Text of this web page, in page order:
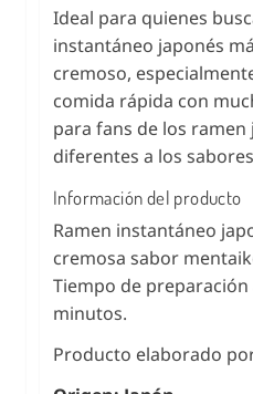
Ideal para quienes
instantáneo japonés
cremoso,
comida rápida con
para fans de los
diferentes a los
Información del producto
Ramen instantáneo
cremosa sabor
Tiempo de
minutos.
Producto elaborado